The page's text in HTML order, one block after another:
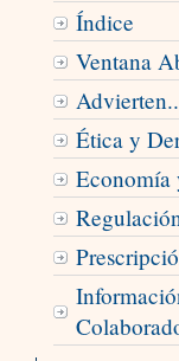
Índice
Ventana
Ética y
Economía